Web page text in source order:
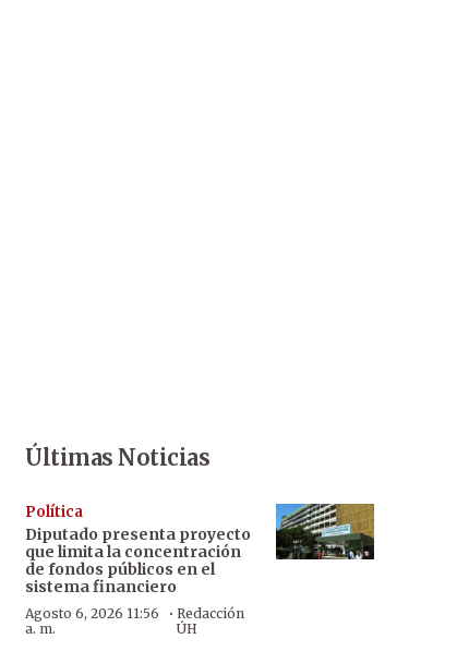
Últimas Noticias
Política
Diputado presenta proyecto
que limita la concentración
de fondos públicos en el
sistema financiero
Agosto 6, 2026 11:56
a. m.
·Redacción
ÚH